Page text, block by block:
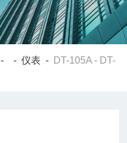
- -仪表 -
DT-105A - DT-